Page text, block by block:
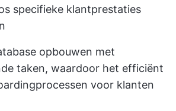
specifieke klantprestaties
opbouwen met
taken, waardoor het efficiënt
voor klanten